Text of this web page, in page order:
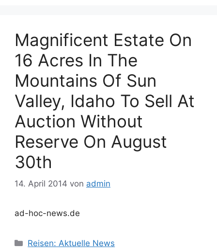
Magnificent Estate On
16 Acres In The
Mountains Of Sun
Valley, Idaho To Sell At
Auction Without
Reserve On August
30th
14. April 2014 von admin
ad-hoc-news.de
Kategorien
Reisen: Aktuelle News